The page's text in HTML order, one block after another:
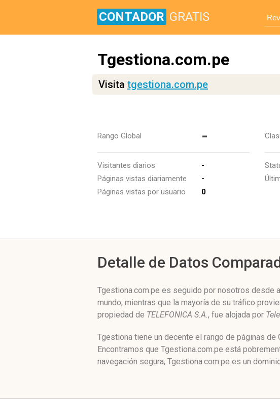
CONTADOR GRATIS
Tgestiona.com.pe
Visita tgestiona.com.pe
Rango Global -
Visitantes diarios
-
Páginas vistas diariamente
-
Páginas vistas por usuario
0
Detalle de Datos
Tgestiona.com.pe es seguido por nosotros desde
mundo, mientras que la mayoría de su tráfico
propiedad de TELEFONICA S.A., fue alojada por
Tgestiona tiene un decente el rango de páginas
Encontramos que Tgestiona.com.pe está
navegación segura, Tgestiona.com.pe es un